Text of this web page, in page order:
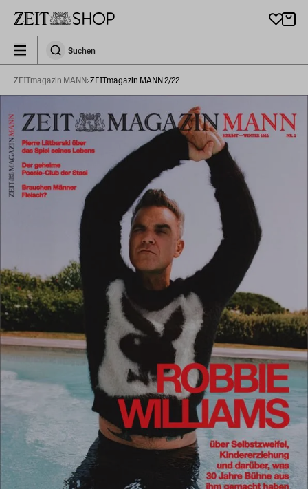
zeit_storefront.components.search.collapsed
SuchenSuchen
ZEITmagazin MANN ZEITmagazin MANN 2/22